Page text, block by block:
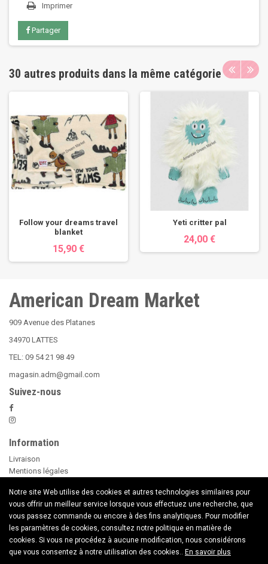
Notre site Web utilise des cookies et autres technologies similaires pour
vous offrir un meilleur service lorsque vous effectuez une recherche, que
vous passez commande ou encore à des fins analytiques. Pour modifier
les paramètres de cookies, consultez notre politique en matière de
cookies. Si vous ne procédez à aucune modification, nous considérons
que vous consentez à notre utilisation des cookies.. En savoir plus
Imprimer
Partager
30 autres produits dans la même catégorie
Follow your dreams travel
blanket
15,90 €
Yeti critter pal
24,00 €
American Dream Market
909 Avenue des Platanes
34970 LATTES
TEL: 09 54 21 98 49
magasin.adm@gmail.com
Suivez-nous
Information
Livraison
Mentions légales
Paiement sécurisé
Le Beer Pong
conseils d'utilisation des Bougies
Nouveaux Produits
Contactez nous